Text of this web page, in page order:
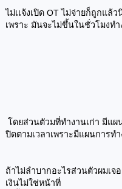
ไม่เเจ้งเปิด OT ไม่จ่ายก็ถูกแล้
เพราะ มันจะไม่ขึ้นในชั่วโมงทำ
โดยส่วนตัวมที่ทำงานเก่า มีแผ
ปิดตามเวลาเพราะมีแผนการท
ถ้าไม่ลำบากอะไรส่วนตัวผมเ
เงินไม่ใช่หน้าที่